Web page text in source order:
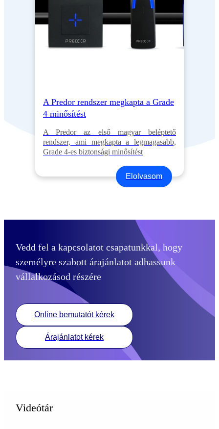
A Predor rendszer megkapta a Grade
4 minősítést
A Predor az első magyar beléptető
rendszer, ami megkapta a legmagasabb,
Grade 4-es biztonsági minősítést
Elolvasom
Vedd fel a kapcsolatot csapatunkkal, hogy
személyre szabott árajánlatot adhassunk
vállalkozásod részére
Online bemutatót kérek
Árajánlatot kérek
Videótár